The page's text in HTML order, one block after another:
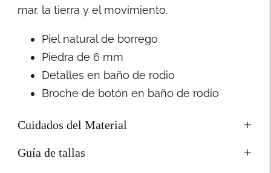
mar, la tierra y el movimiento.
Piel natural de borrego
Piedra de 6 mm
Detalles en baño de rodio
Broche de botón en baño de rodio
Cuidados del Material
Guía de tallas